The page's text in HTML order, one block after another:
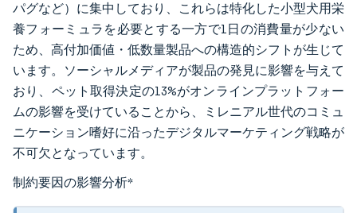
パグなど）に集中しており、これらは特化した小型犬用栄
養フォーミュラを必要とする一方で1日の消費量が少ない
ため、高付加価値・低数量製品への構造的シフトが生じて
います。ソーシャルメディアが製品の発見に影響を与えて
おり、ペット取得決定の13%がオンラインプラットフォー
ムの影響を受けていることから、ミレニアル世代のコミュ
ニケーション嗜好に沿ったデジタルマーケティング戦略が
不可欠となっています。
制約要因の影響分析*